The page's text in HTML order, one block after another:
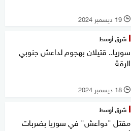
l 19 ديسمبر 2024
شرق أوسط
سوريا.. قتيلان بهجوم لداعش جنوبي
الرقة
l 18 ديسمبر 2024
شرق أوسط
مقتل "دواعش" في سوريا بضربات